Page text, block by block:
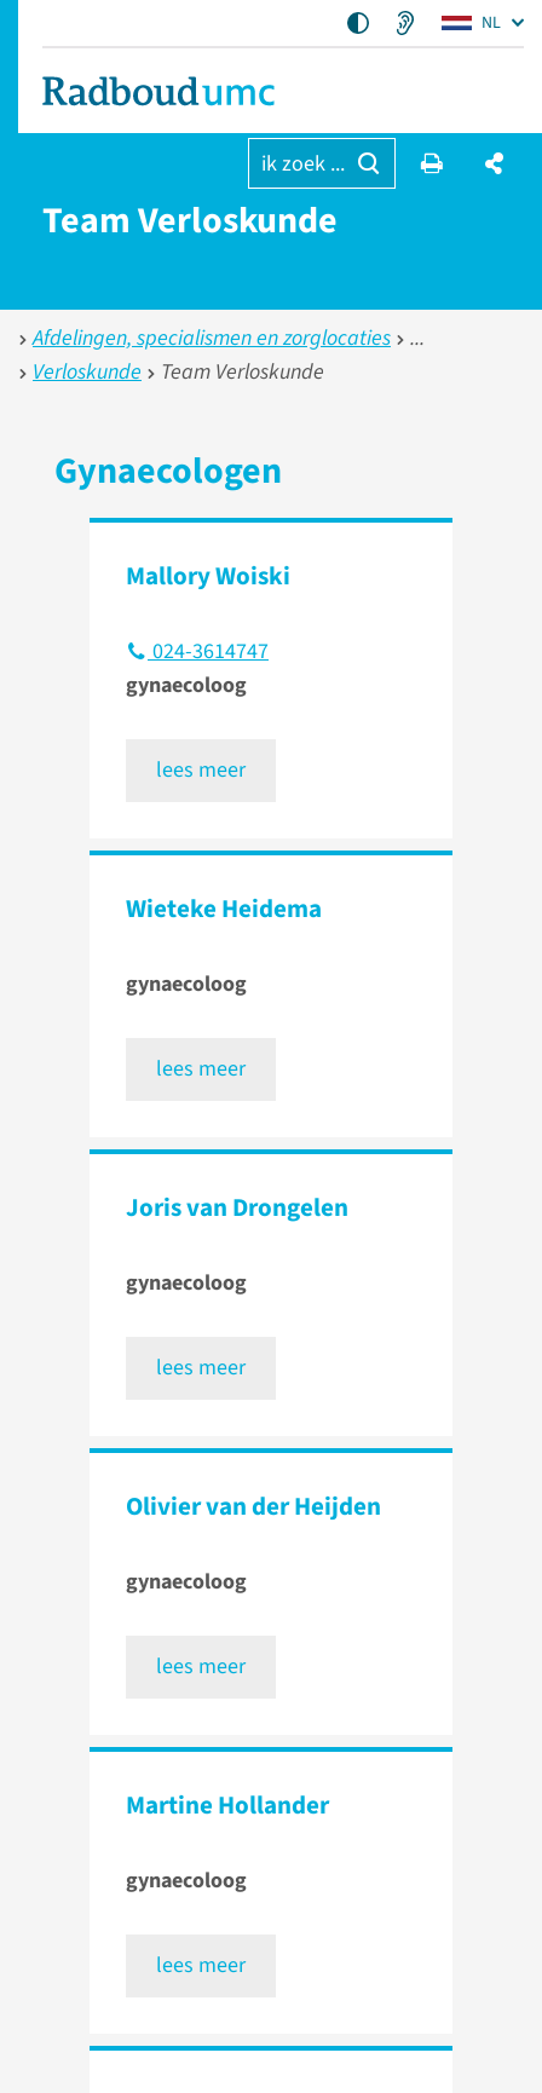
NL
ik zoek ...
Team Verloskunde
Afdelingen, specialismen en zorglocaties
Verloskunde
Team Verloskunde
Gynaecologen
Mallory Woiski
024-3614747
gynaecoloog
lees meer
Wieteke Heidema
gynaecoloog
lees meer
Joris van Drongelen
gynaecoloog
lees meer
Olivier van der Heijden
gynaecoloog
lees meer
Martine Hollander
gynaecoloog
lees meer